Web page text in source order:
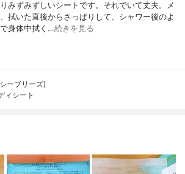
みずみずしいシートです。それでいて丈夫。メ
拭いた直後からさっぱりして、シャワー後のよ
身体中拭く…続きを見る
ーブリーズ)
ィシート